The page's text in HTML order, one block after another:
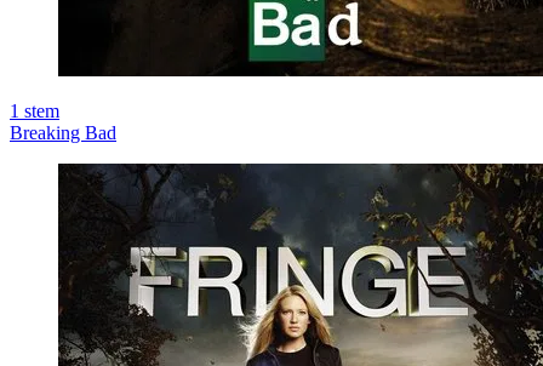
1 stem
Breaking Bad